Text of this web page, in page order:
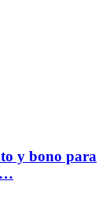
y bono para